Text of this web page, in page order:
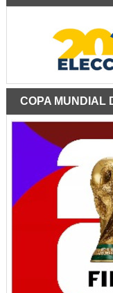
COPA MUNDIAL